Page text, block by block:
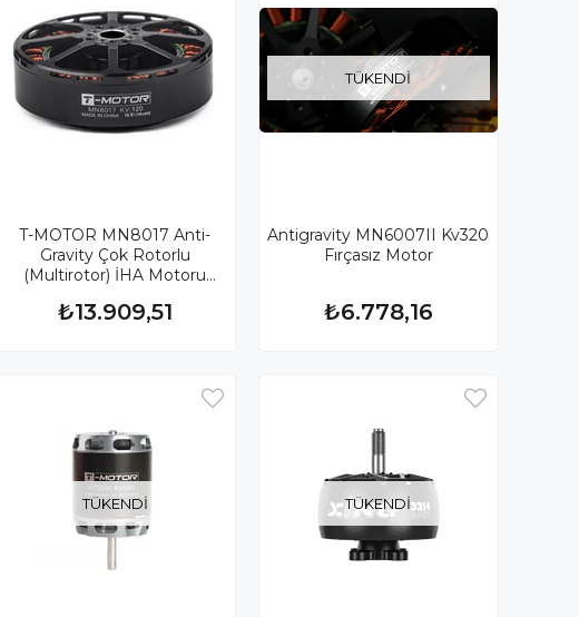
T-MOTOR MN8017 Anti-
Gravity Çok Rotorlu
(Multirotor) İHA Motoru
₺13.909,51
TÜKENDI
Antigravity MN6007II Kv320
Fırçasız Motor
₺6.778,16
TÜKENDI TÜKENDI